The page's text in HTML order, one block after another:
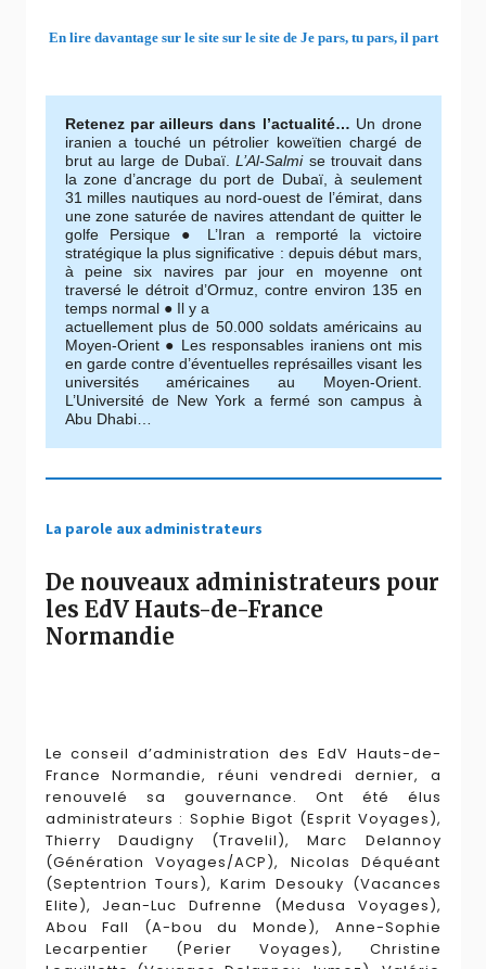
En lire davantage sur le site sur le site de Je pars, tu pars, il part
Retenez par ailleurs dans l’actualité… Un drone
iranien a touché un pétrolier koweïtien chargé de
brut au large de Dubaï.L’Al-Salmise trouvait dans
la zone d’ancrage du port de Dubaï, à seulement
31 milles nautiques au nord-ouest de l’émirat, dans
une zone saturée de navires attendant de quitter le
golfe Persique ● L’Iran a remporté la victoire
stratégique la plus significative : depuis début mars,
à peine six navires par jour en moyenne ont
traversé le détroit d’Ormuz, contre environ 135 en
temps normal ● Il y a
actuellement plus de 50.000 soldats américains au
Moyen-Orient ● Les responsables iraniens ont mis
en garde contre d’éventuelles représailles visant les
universités américaines au Moyen-Orient.
L’Université de New York a fermé son campus à
Abu Dhabi…
La parole aux administrateurs
De nouveaux administrateurs pour
les EdV Hauts-de-France
Normandie
Le conseil d’administration des EdV Hauts-de-
France Normandie, réuni vendredi dernier, a
renouvelé sa gouvernance. Ont été élus
administrateurs : Sophie Bigot (Esprit Voyages),
Thierry Daudigny (Travelil), Marc Delannoy
(Génération Voyages/ACP), Nicolas Déquéant
(Septentrion Tours), Karim Desouky (Vacances
Elite), Jean-Luc Dufrenne (Medusa Voyages),
Abou Fall (A-bou du Monde), Anne-Sophie
Lecarpentier (Perier Voyages), Christine